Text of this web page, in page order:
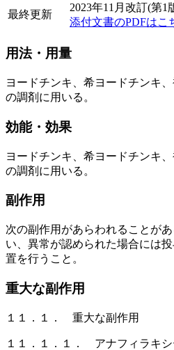
最終更新
2023年11月改訂(第1
添付文書のPDFはこ
用法・用量
ヨードチンキ、希ヨードチンキ
の調剤に用いる。
効能・効果
ヨードチンキ、希ヨードチンキ
の調剤に用いる。
副作用
次の副作用があらわれることが
い、異常が認められた場合には
置を行うこと。
重大な副作用
１１．１． 重大な副作用
１１．１．１． アナフィラキシ